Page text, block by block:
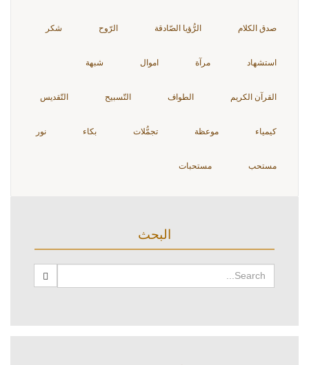
صدق الكلام الرُّؤيا الصّادقة الرّوح شكر
استشهاد مرآة اموال شبهة
القرآن الكريم الطواف التّسبيح التّقديس
كيمياء موعظة تجمُّلات بكاء نور
مستحب مستحبات
البحث